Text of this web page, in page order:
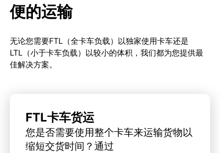
便的运输
无论您需要FTL（全卡车负载）以独家使用卡车还是
LTL（小于卡车负载）以较小的体积，我们都为您提供最
佳解决方案。
FTL卡车货运
您是否需要使用整个卡车来运输货物以
缩短交货时间？通过